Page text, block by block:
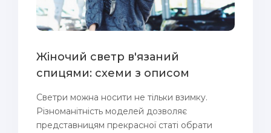
Жіночий светр в'язаний
спицями: схеми з описом
Светри можна носити не тільки взимку.
Різноманітність моделей дозволяє
представницям прекрасної статі обрати